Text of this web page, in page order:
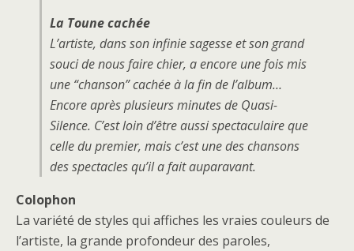
La Toune cachée
L’artiste, dans son infinie sagesse et son grand
souci de nous faire chier, a encore une fois mis
une “chanson” cachée à la fin de l’album…
Encore après plusieurs minutes de Quasi-
Silence. C’est loin d’être aussi spectaculaire que
celle du premier, mais c’est une des chansons
des spectacles qu’il a fait auparavant.
Colophon
La variété de styles qui affiches les vraies couleurs de
l’artiste, la grande profondeur des paroles,